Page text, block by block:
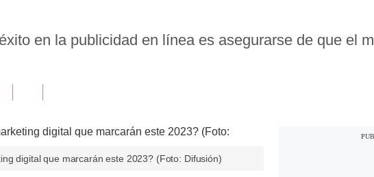
en la publicidad en línea es asegurarse de que el
digital que marcarán este 2023? (Foto: Difusión)